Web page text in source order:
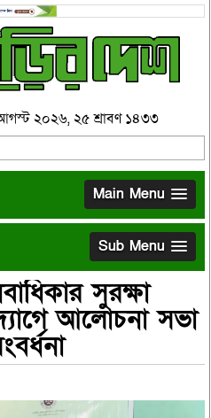
২০২৬, ২৫ শ্রাবণ ১৪৩৩
Main Menu
Sub Menu
সুরক্ষা
আলোচনা সভা